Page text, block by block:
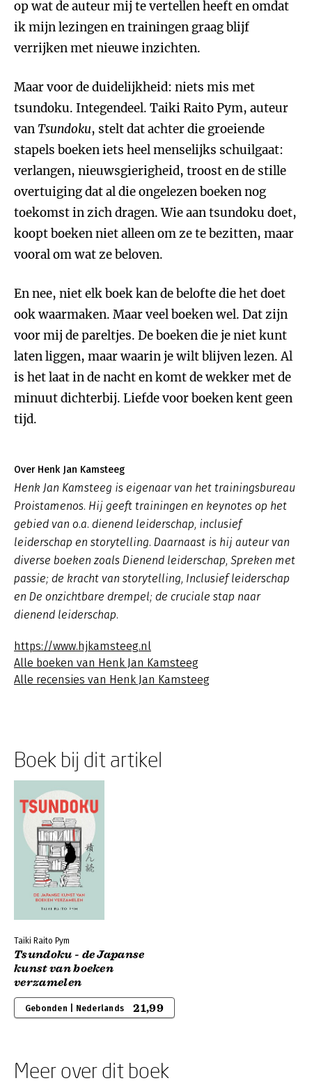
op wat de auteur mij te vertellen heeft en omdat
ik mijn lezingen en trainingen graag blijf
verrijken met nieuwe inzichten.
Maar voor de duidelijkheid: niets mis met
tsundoku. Integendeel. Taiki Raito Pym, auteur
van Tsundoku, stelt dat achter die groeiende
stapels boeken iets heel menselijks schuilgaat:
verlangen, nieuwsgierigheid, troost en de stille
overtuiging dat al die ongelezen boeken nog
toekomst in zich dragen. Wie aan tsundoku doet,
koopt boeken niet alleen om ze te bezitten, maar
vooral om wat ze beloven.
En nee, niet elk boek kan de belofte die het doet
ook waarmaken. Maar veel boeken wel. Dat zijn
voor mij de pareltjes. De boeken die je niet kunt
laten liggen, maar waarin je wilt blijven lezen. Al
is het laat in de nacht en komt de wekker met de
minuut dichterbij. Liefde voor boeken kent geen
tijd.
Over Henk Jan Kamsteeg
Henk Jan Kamsteeg is eigenaar van het trainingsbureau
Proistamenos. Hij geeft trainingen en keynotes op het
gebied van o.a. dienend leiderschap, inclusief
leiderschap en storytelling. Daarnaast is hij auteur van
diverse boeken zoals Dienend leiderschap, Spreken met
passie; de kracht van storytelling, Inclusief leiderschap
en De onzichtbare drempel; de cruciale stap naar
dienend leiderschap.
https://www.hjkamsteeg.nl
Alle boeken van Henk Jan Kamsteeg
Alle recensies van Henk Jan Kamsteeg
Boek bij dit artikel
Taiki Raito Pym
Tsundoku - de Japanse
kunst van boeken
verzamelen
Gebonden | Nederlands 21,99
Meer over dit boek